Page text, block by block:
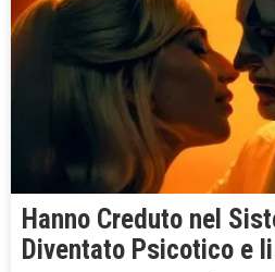
Hanno Creduto nel
Diventato Psicotico e